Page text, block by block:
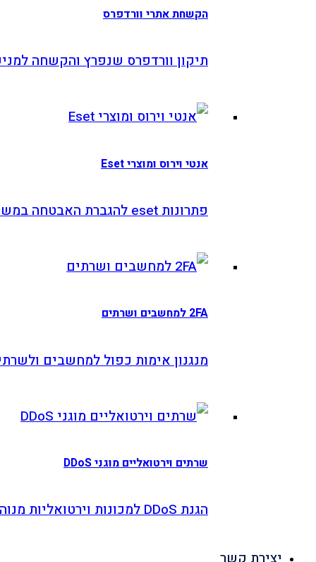
הקשחת אתרי וורדפרס
תיקון וורדפרס שנפרץ והקשחה למניעה
אנטי וירוס ומוצרי Eset
פתרונות eset להגברת האבטחה במשרד
מנגנון אימות כפול למחשבים ולשרתים
שרתים וירטואליים מוגני DDoS